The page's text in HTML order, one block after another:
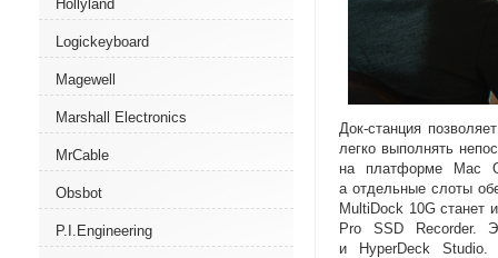
Hollyland
Logickeyboard
Magewell
Marshall Electronics
MrCable
Obsbot
P.I.Engineering
Док-станция
легко выполнять
на платформе Mac
а отдельные слоты
MultiDock 10G станет
Pro SSD Recorder.
и HyperDeck Studio.